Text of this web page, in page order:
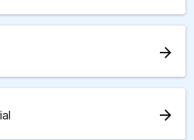
arrow_forward
arrow_forward